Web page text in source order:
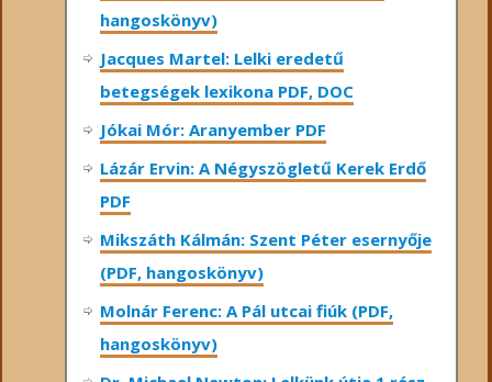
hangoskönyv)
Jacques Martel: Lelki eredetű
betegségek lexikona PDF, DOC
Jókai Mór: Aranyember PDF
Lázár Ervin: A Négyszögletű Kerek Erdő
PDF
Mikszáth Kálmán: Szent Péter esernyője
(PDF, hangoskönyv)
Molnár Ferenc: A Pál utcai fiúk (PDF,
hangoskönyv)